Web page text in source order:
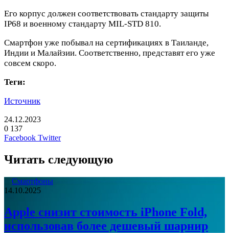
Его корпус должен соответствовать стандарту защиты
IP68 и военному стандарту MIL-STD 810.
Смартфон уже побывал на сертификациях в Таиланде,
Индии и Малайзии. Соответственно, представят его уже
совсем скоро.
Теги:
Источник
24.12.2023
0 137
Facebook TwitterLinkedIn
Pinterest
Вконтакте
Одноклассники
Skype
WhatsApp
Telegram
Viber
Читать следующую
Смартфоны
14.10.2025
Apple снизит стоимость iPhone Fold,
использовав более дешевый шарнир